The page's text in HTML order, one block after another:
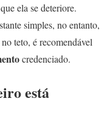
ela se deteriore.
simples, no entanto,
teto, é recomendável
credenciado.
está